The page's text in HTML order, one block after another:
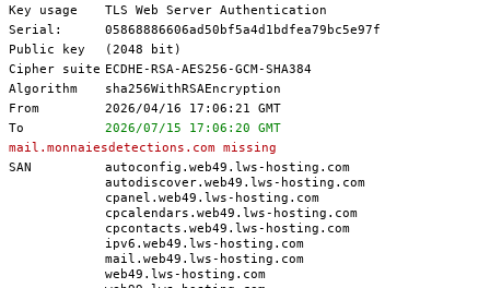
Key usage
TLS Web Server Authentication
Serial:
05868886606ad50bf5a4d1bdfea79bc5e97f
Public key
(2048 bit)
Cipher suite ECDHE-RSA-AES256-GCM-SHA384
Algorithm
sha256WithRSAEncryption
From
2026/04/16 17:06:21 GMT
To
2026/07/15 17:06:20 GMT
mail.monnaiesdetections.com missing
SAN
autoconfig.web49.lws-hosting.com
autodiscover.web49.lws-hosting.com
cpanel.web49.lws-hosting.com
cpcalendars.web49.lws-hosting.com
cpcontacts.web49.lws-hosting.com
ipv6.web49.lws-hosting.com
mail.web49.lws-hosting.com
web49.lws-hosting.com